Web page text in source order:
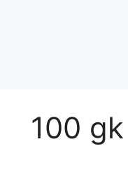
100